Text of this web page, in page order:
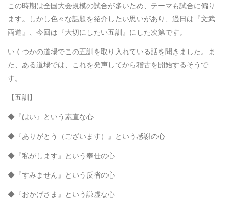
この時期は全国大会規模の試合が多いため、テーマも試合に偏り
ます。しかし色々な話題を紹介したい思いがあり、過日は『文武
両道』、今回は『大切にしたい五訓』にした次第です。
いくつかの道場でこの五訓を取り入れている話を聞きました。ま
た、ある道場では、これを発声してから稽古を開始するそうで
す。
【五訓】
◆『はい』という素直な心
◆『ありがとう（ございます）』という感謝の心
◆『私がします』という奉仕の心
◆『すみません』という反省の心
◆『おかげさま』という謙虚な心